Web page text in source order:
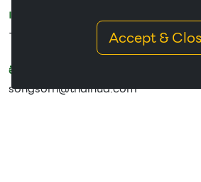
แฟกซ์ :
-
อีเมล :
songsorn@thaihua.com
Accept &